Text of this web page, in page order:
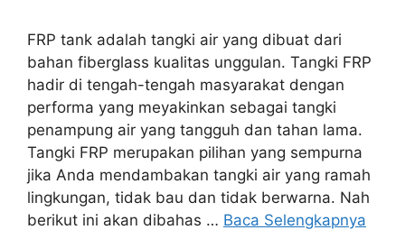
FRP tank adalah tangki air yang dibuat dari
bahan fiberglass kualitas unggulan. Tangki FRP
hadir di tengah-tengah masyarakat dengan
performa yang meyakinkan sebagai tangki
penampung air yang tangguh dan tahan lama.
Tangki FRP merupakan pilihan yang sempurna
jika Anda mendambakan tangki air yang ramah
lingkungan, tidak bau dan tidak berwarna. Nah
berikut ini akan dibahas … Baca Selengkapnya